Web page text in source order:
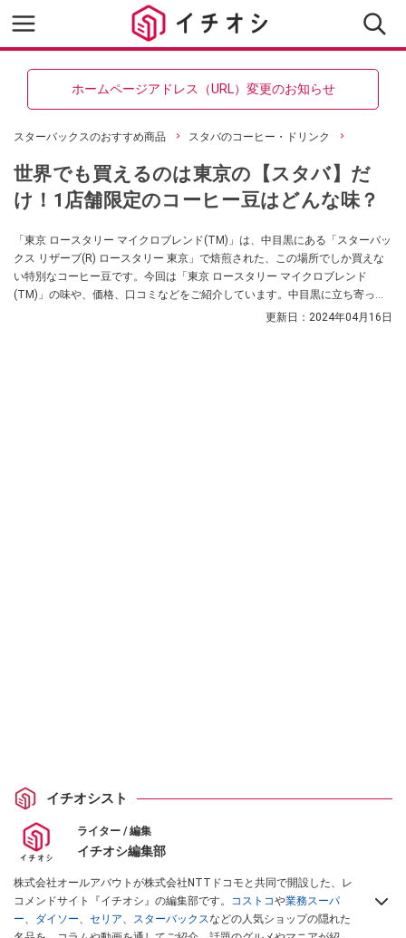
ホームページアドレス（URL）変更のお知らせ
スターバックスのおすすめ商品 スタバのコーヒー・ドリンク
世界でも買えるのは東京の【スタバ】だ
け！1店舗限定のコーヒー豆はどんな味？
「東京 ロースタリー マイクロブレンド(TM)」は、中目黒にある「スターバッ
クス リザーブ(R) ロースタリー 東京」で焙煎された、この場所でしか買えな
い特別なコーヒー豆です。今回は「東京 ロースタリー マイクロブレンド
(TM)」の味や、価格、口コミなどをご紹介しています。中目黒に立ち寄った
際にはぜひロースタリー 東京に立ち寄って、スペシャルなコーヒー豆をチェ
更新日： 2024年04月16日
イチオシスト
ライター / 編集
イチオシ編集部
株式会社オールアバウトが株式会社NTTドコモと共同で開設した、レ
コメンドサイト『イチオシ』の編集部です。 コストコや業務スーパ
ー、 ダイソー、 セリア、 スターバックスなどの人気ショップの隠れた